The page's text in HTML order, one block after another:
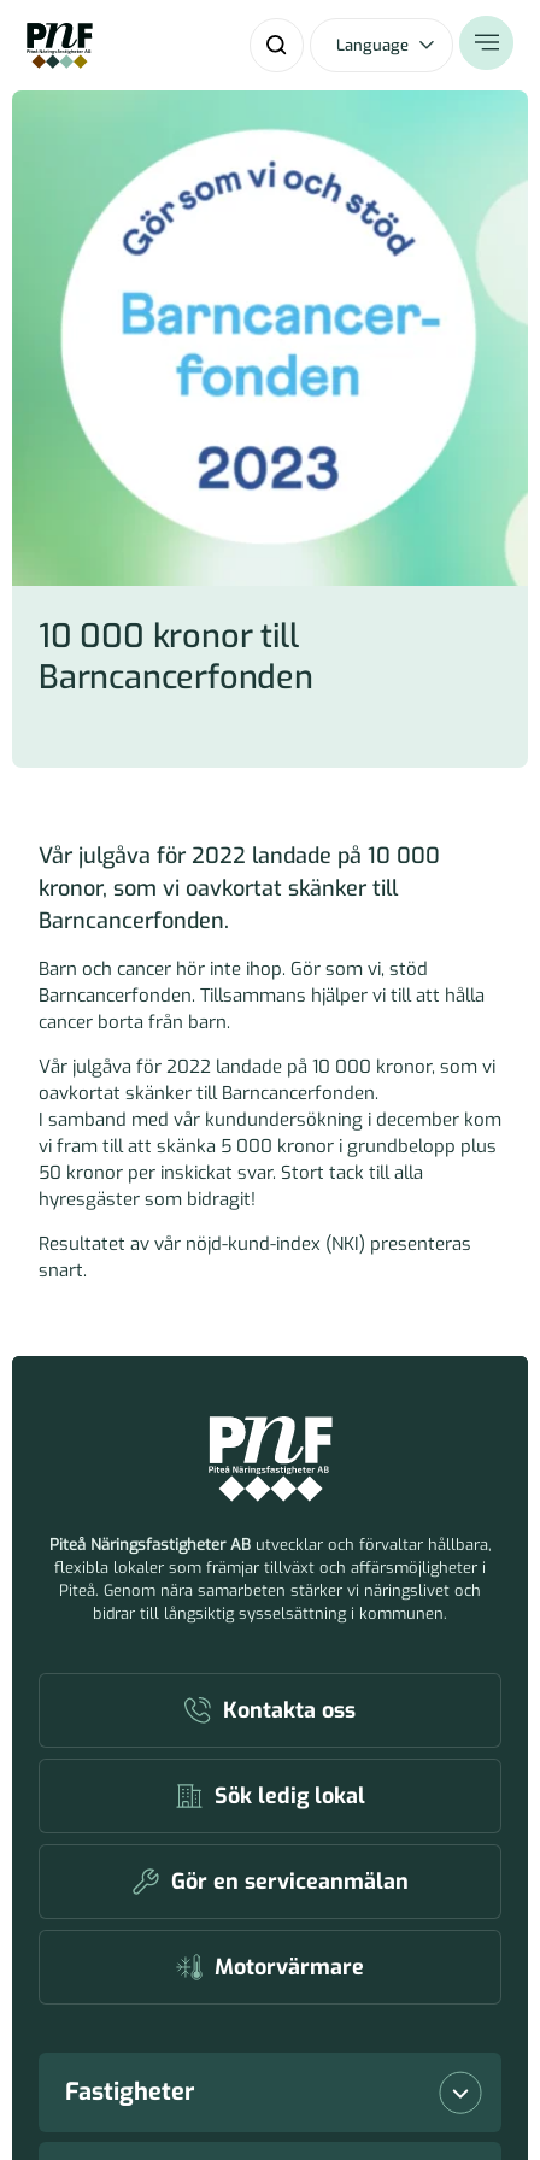
Language
10 000 kronor till
Barncancerfonden
Vår julgåva för 2022 landade på 10 000
kronor, som vi oavkortat skänker till
Barncancerfonden.
Barn och cancer hör inte ihop. Gör som vi, stöd
Barncancerfonden. Tillsammans hjälper vi till att hålla
cancer borta från barn.
Vår julgåva för 2022 landade på 10 000 kronor, som vi
oavkortat skänker till Barncancerfonden.
I samband med vår kundundersökning i december kom
vi fram till att skänka 5 000 kronor i grundbelopp plus
50 kronor per inskickat svar. Stort tack till alla
hyresgäster som bidragit!
Resultatet av vår nöjd-kund-index (NKI) presenteras
snart.
Piteå Näringsfastigheter AButvecklar och förvaltar hållbara,
flexibla lokaler som främjar tillväxt och affärsmöjligheter i
Piteå. Genom nära samarbeten stärker vi näringslivet och
bidrar till långsiktig sysselsättning i kommunen.
Kontakta oss
Sök ledig lokal
Gör en serviceanmälan
Motorvärmare
Fastigheter